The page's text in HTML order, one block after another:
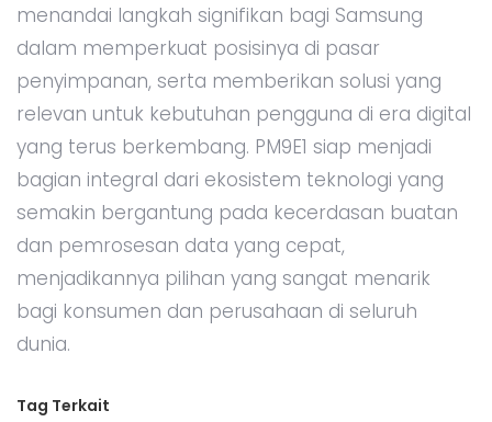
menandai langkah signifikan bagi Samsung
dalam memperkuat posisinya di pasar
penyimpanan, serta memberikan solusi yang
relevan untuk kebutuhan pengguna di era digital
yang terus berkembang. PM9E1 siap menjadi
bagian integral dari ekosistem teknologi yang
semakin bergantung pada kecerdasan buatan
dan pemrosesan data yang cepat,
menjadikannya pilihan yang sangat menarik
bagi konsumen dan perusahaan di seluruh
dunia.
Tag Terkait